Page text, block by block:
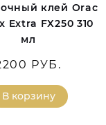
клей Orac
Extra FX250 310
мл
РУБ.
В корзину